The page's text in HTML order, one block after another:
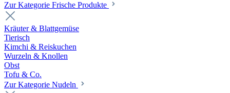
Zur Kategorie Frische Produkte
Kräuter & Blattgemüse
Tierisch
Kimchi & Reiskuchen
Wurzeln & Knollen
Obst
Tofu & Co.
Zur Kategorie Nudeln